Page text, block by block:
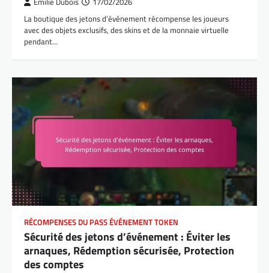
La boutique des jetons d’événement récompense les joueurs
avec des objets exclusifs, des skins et de la monnaie virtuelle
pendant…
RÉCOMPENSES DU PASS ÉVÉNEMENT TOKEN
Sécurité des jetons d’événement : Éviter les
arnaques, Rédemption sécurisée, Protection
des comptes